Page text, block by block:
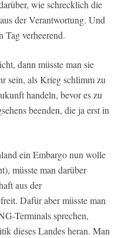
wie schrecklich die
der Verantwortung. Und
Tag verheerend.
dann müsste man sie
sein, als Krieg schlimm zu
handeln, bevor es zu
beenden, die ja erst in
ein Embargo nun wolle
müsste man darüber
aus der
Dafür aber müsste man
Terminals sprechen,
dieses Landes heran. Man